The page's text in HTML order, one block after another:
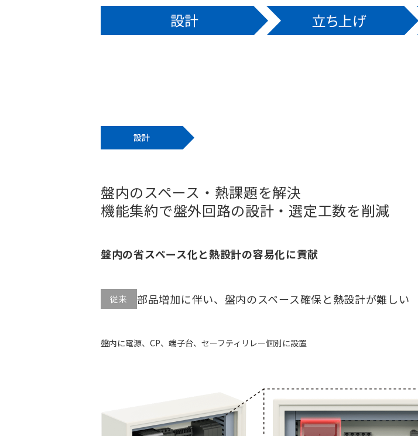
盤内のスペース・熱課題を解決
機能集約で盤外回路の設計・ 選定工数を削減
盤内の省スペース化と熱設計の容易化に貢献
従来 部品増加に伴い、盤内のスペース確保と熱設計が難しい
盤内に電源、CP、端子台、セーフティリレー個別に設置